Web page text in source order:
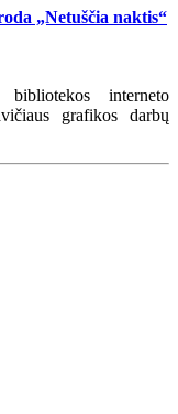
„Netuščia naktis“
interneto
grafikos darbų